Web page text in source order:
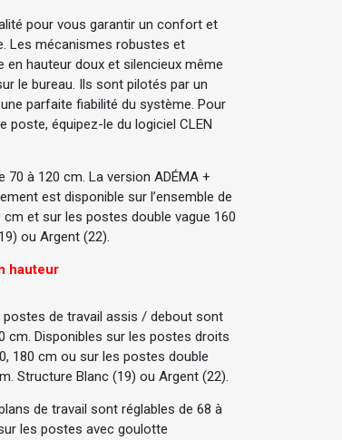
pour vous garantir un confort et
Les mécanismes robustes et
en hauteur doux et silencieux même
le bureau. Ils sont pilotés par un
parfaite fiabilité du système. Pour
poste, équipez-le du logiciel CLEN
à 120 cm. La version ADÉMA +
est disponible sur l’ensemble de
et sur les postes double vague 160
ou Argent (22).
hauteur
postes de travail assis / debout sont
cm. Disponibles sur les postes droits
180 cm ou sur les postes double
Structure Blanc (19) ou Argent (22).
de travail sont réglables de 68 à
les postes avec goulotte